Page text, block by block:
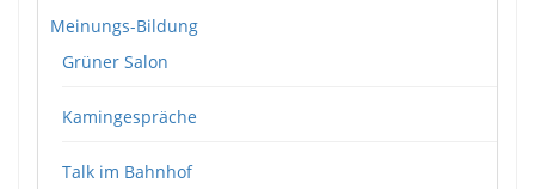
Meinungs-Bildung
Grüner Salon
Kamingespräche
Talk im Bahnhof